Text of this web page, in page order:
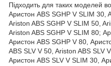
Підходить для таких моделей
Аристон ABS SGHP V SLIM 30,
Ariston ABS SGHP V SLIM 50,
Ariston ABS SGHP V SLIM 80;
Аристон ABS SGHP V 80,
ABS SLV V 50, Ariston ABS SLV
Аристон ABS SLV V SLIM 30,